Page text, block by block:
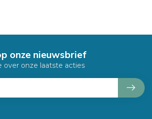
onze nieuwsbrief
over onze laatste acties